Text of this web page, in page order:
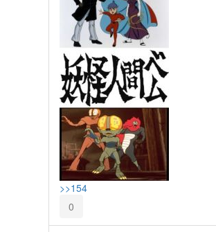
>>154
0